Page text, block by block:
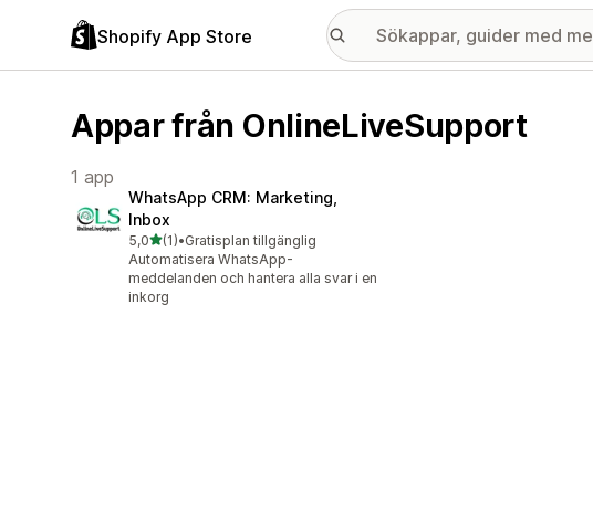
Shopify App Store
Appar från OnlineLiveSupport
1 app
WhatsApp CRM: Marketing,
Inbox
5,0av 5 stjärnor
(1)
1 recensioner totalt
•Gratisplan tillgänglig
Automatisera WhatsApp-
meddelanden och hantera alla svar i en
inkorg